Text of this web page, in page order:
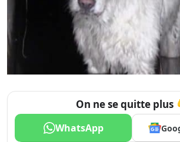
On ne se quitte plus
WhatsApp